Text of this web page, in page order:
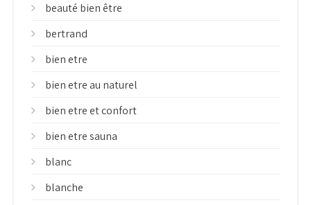
beauté bien être
bertrand
bien etre
bien etre au naturel
bien etre et confort
bien etre sauna
blanc
blanche